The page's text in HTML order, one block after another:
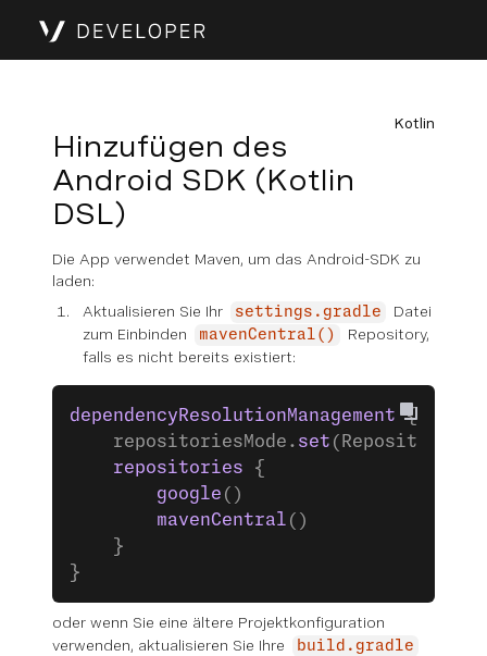
Kotlin
Hinzufügen des
Android SDK (Kotlin
DSL)
Die App verwendet Maven, um das Android-SDK zu
laden:
Aktualisieren Sie Ihr
settings.gradle
Datei
zum Einbinden
mavenCentral()
Repository,
falls es nicht bereits existiert:
dependencyResolutionManagement {
    repositoriesMode.
set
    repositories
{
        google
()
        mavenCentral
()
    }
}
oder wenn Sie eine ältere Projektkonfiguration
verwenden, aktualisieren Sie Ihre
build.gradle